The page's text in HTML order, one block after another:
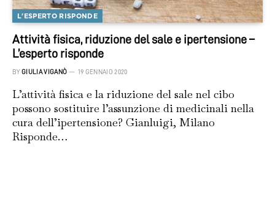
L'ESPERTO RISPONDE
Attività fisica, riduzione del sale e ipertensione –
L’esperto risponde
BY GIULIA VIGANÒ 19 GENNAIO 2020
L’attività fisica e la riduzione del sale nel cibo
possono sostituire l’assunzione di medicinali nella
cura dell’ipertensione? Gianluigi, Milano
Risponde…